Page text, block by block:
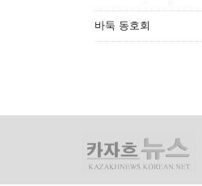
바둑 동호회